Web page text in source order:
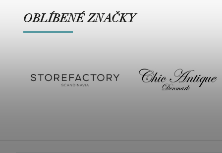
OBLÍBENÉ ZNAČKY